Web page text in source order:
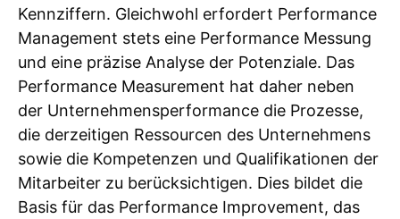
Kennziffern. Gleichwohl erfordert Performance
Management stets eine Performance Messung
und eine präzise Analyse der Potenziale. Das
Performance Measurement hat daher neben
der Unternehmensperformance die Prozesse,
die derzeitigen Ressourcen des Unternehmens
sowie die Kompetenzen und Qualifikationen der
Mitarbeiter zu berücksichtigen. Dies bildet die
Basis für das Performance Improvement, das